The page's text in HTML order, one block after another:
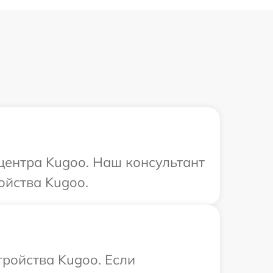
Kugoo. Наш консультант
Kugoo.
Kugoo. Если